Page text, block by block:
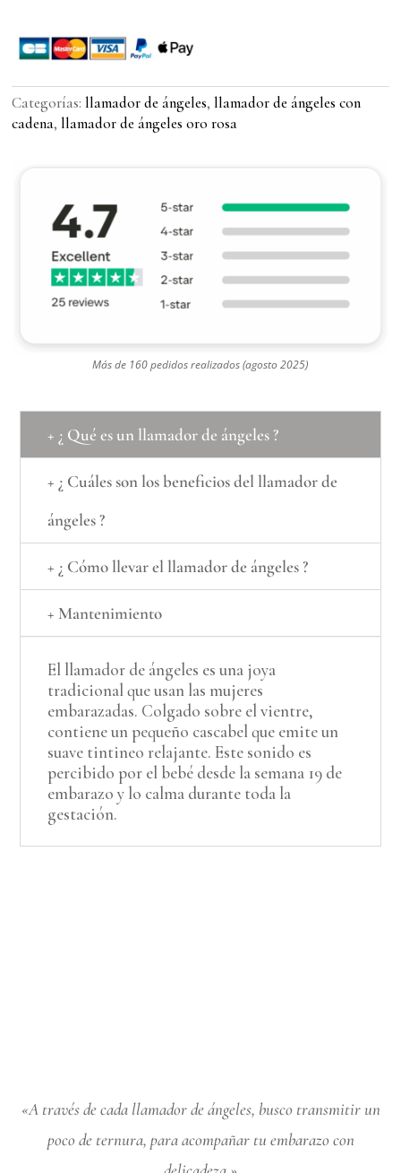
Categorías:llamador de ángeles,llamador de ángeles con
cadena,llamador de ángeles oro rosa
Más de 160 pedidos realizados (agosto 2025)
+ ¿ Qué es un llamador de ángeles ?
+ ¿ Cuáles son los beneficios del llamador de
ángeles ?
+ ¿ Cómo llevar el llamador de ángeles ?
+ Mantenimiento
El llamador de ángeles es una joya
tradicional que usan las mujeres
embarazadas. Colgado sobre el vientre,
contiene un pequeño cascabel que emite un
suave tintineo relajante. Este sonido es
percibido por el bebé desde la semana 19 de
embarazo y lo calma durante toda la
gestación.
«A través de cada llamador de ángeles, busco transmitir un
poco de ternura, para acompañar tu embarazo con